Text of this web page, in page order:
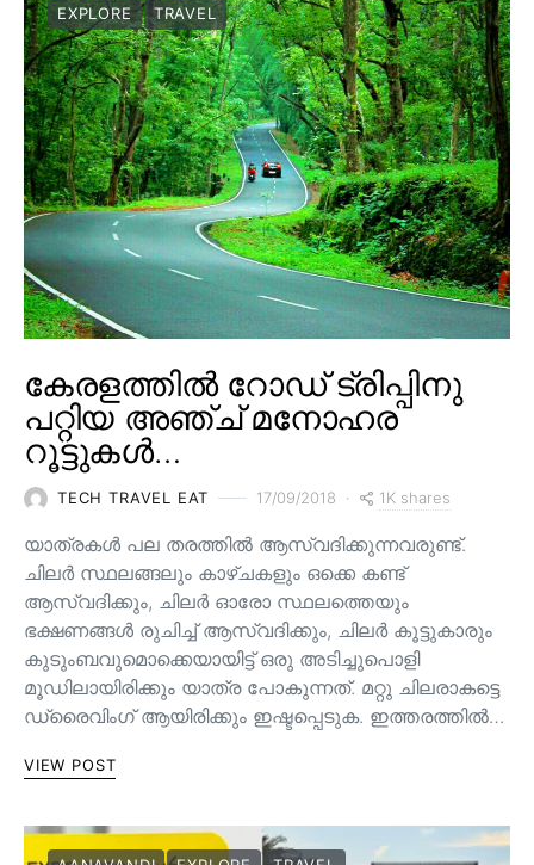
EXPLORE TRAVEL
കേരളത്തിൽ റോഡ് ട്രിപ്പിനു
പറ്റിയ അഞ്ച് മനോഹര
റൂട്ടുകൾ…
TECH TRAVEL EAT 17/09/2018 1K shares
യാത്രകൾ പല തരത്തിൽ ആസ്വദിക്കുന്നവരുണ്ട്.
ചിലർ സ്ഥലങ്ങലും കാഴ്ചകളും ഒക്കെ കണ്ട്
ആസ്വദിക്കും, ചിലർ ഓരോ സ്ഥലത്തെയും
ഭക്ഷണങ്ങൾ രുചിച്ച് ആസ്വദിക്കും, ചിലർ കൂട്ടുകാരും
കുടുംബവുമൊക്കെയായിട്ട് ഒരു അടിച്ചുപൊളി
മൂഡിലായിരിക്കും യാത്ര പോകുന്നത്. മറ്റു ചിലരാകട്ടെ
ഡ്രൈവിംഗ് ആയിരിക്കും ഇഷ്ടപ്പെടുക. ഇത്തരത്തിൽ…
VIEW POST